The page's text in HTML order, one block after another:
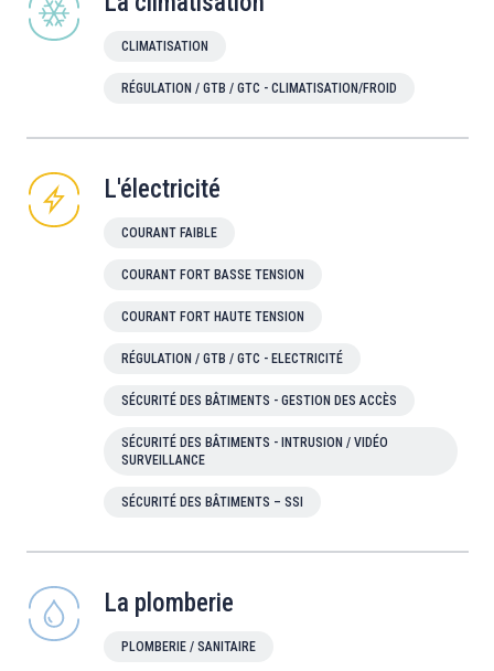
CLIMATISATION
RÉGULATION / GTB / GTC - CLIMATISATION/FROID
L'électricité
COURANT FAIBLE
COURANT FORT BASSE TENSION
COURANT FORT HAUTE TENSION
RÉGULATION / GTB / GTC - ELECTRICITÉ
SÉCURITÉ DES BÂTIMENTS - GESTION DES ACCÈS
SÉCURITÉ DES BÂTIMENTS - INTRUSION / VIDÉO
SURVEILLANCE
SÉCURITÉ DES BÂTIMENTS – SSI
La plomberie
PLOMBERIE / SANITAIRE